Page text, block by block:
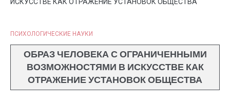
ПСИХОЛОГИЧЕСКИЕ НАУКИ
ОБРАЗ ЧЕЛОВЕКА С ОГРАНИЧЕННЫМИ
ВОЗМОЖНОСТЯМИ В ИСКУССТВЕ КАК
ОТРАЖЕНИЕ УСТАНОВОК ОБЩЕСТВА